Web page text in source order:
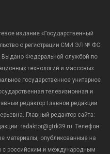
издание «Государственный
о регистрации СМИ ЭЛ № ФС
Выдано Федеральной службой по
технологий и массовых
государственное унитарное
телевизионная и
редактор Главной редакции
Главный редактор сайта:
redaktor@gtrk39.ru. Телефон:
материалы, опубликованные на
с российским и международным